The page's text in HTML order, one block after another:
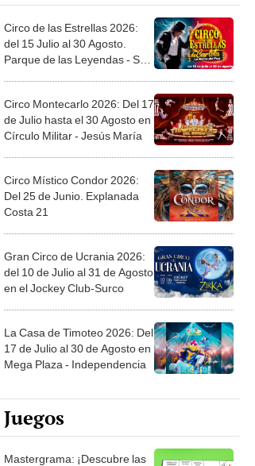
Circo de las Estrellas 2026:
del 15 Julio al 30 Agosto.
Parque de las Leyendas - San
Circo Montecarlo 2026: Del 17
de Julio hasta el 30 Agosto en
Círculo Militar - Jesús María
Circo Místico Condor 2026:
Del 25 de Junio. Explanada
Costa 21
Gran Circo de Ucrania 2026:
del 10 de Julio al 31 de Agosto
en el Jockey Club-Surco
La Casa de Timoteo 2026: Del
17 de Julio al 30 de Agosto en
Mega Plaza - Independencia
Juegos
Mastergrama: ¡Descubre las